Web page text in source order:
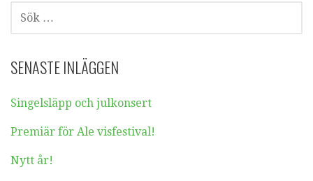
SÖK
EFTER:
SENASTE INLÄGGEN
Singelsläpp och julkonsert
Premiär för Ale visfestival!
Nytt år!